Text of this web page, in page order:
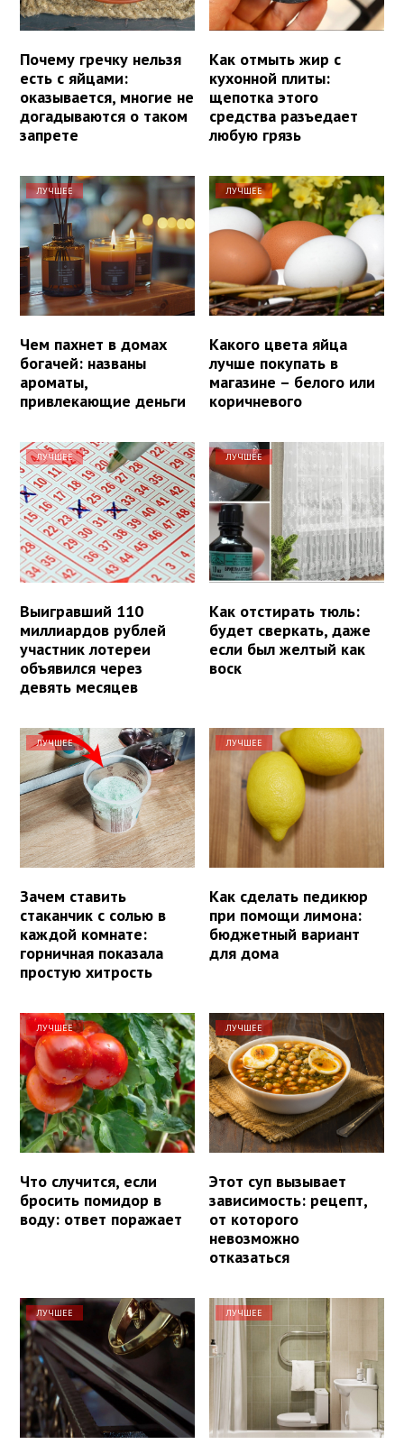
Почему гречку нельзя
есть с яйцами:
оказывается, многие не
догадываются о таком
запрете
Как отмыть жир с
кухонной плиты:
щепотка этого
средства разъедает
любую грязь
ЛУЧШЕЕ
Чем пахнет в домах
богачей: названы
ароматы,
привлекающие деньги
ЛУЧШЕЕ
Какого цвета яйца
лучше покупать в
магазине – белого или
коричневого
ЛУЧШЕЕ
Выигравший 110
миллиардов рублей
участник лотереи
объявился через
девять месяцев
ЛУЧШЕЕ
Как отстирать тюль:
будет сверкать, даже
если был желтый как
воск
ЛУЧШЕЕ
Зачем ставить
стаканчик с солью в
каждой комнате:
горничная показала
простую хитрость
ЛУЧШЕЕ
Как сделать педикюр
при помощи лимона:
бюджетный вариант
для дома
ЛУЧШЕЕ
Что случится, если
бросить помидор в
воду: ответ поражает
ЛУЧШЕЕ
Этот суп вызывает
зависимость: рецепт,
от которого
невозможно
отказаться
ЛУЧШЕЕ ЛУЧШЕЕ